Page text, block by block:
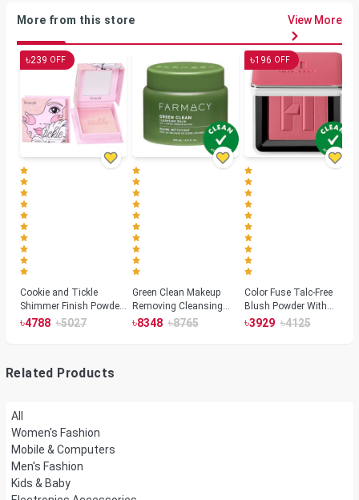
More from this store View More
৳239 OFF
Cookie and Tickle
Shimmer Finish Powder
Highlighters
৳4788 ৳5027
Green Clean Makeup
Removing Cleansing
Balm
৳8348 ৳8765
৳196 OFF
Color Fuse Talc-Free
Blush Powder With
Fermented Arnica
৳3929 ৳4125
Related Products
All
Women's Fashion
Mobile & Computers
Men's Fashion
Kids & Baby